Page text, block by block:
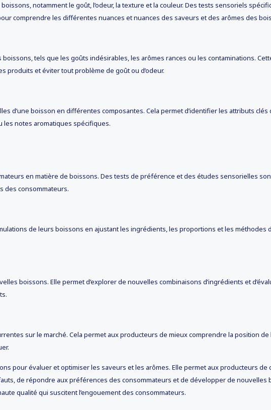
notamment le goût, l’odeur, la texture et la couleur. Des tests sensoriels
comprendre les différentes nuances et nuances des saveurs et des arômes des
tels que les goûts indésirables, les arômes rances ou les contaminations.
produits et éviter tout problème de goût ou d’odeur.
d’une boisson en différentes composantes. Cela permet d’identifier les attributs clés
les notes aromatiques spécifiques.
en matière de boissons. Des tests de préférence et des études sensorielles
des consommateurs.
de leurs boissons en ajustant les ingrédients, les proportions et les
boissons. Elle permet d’explorer de nouvelles combinaisons d’ingrédients et
sur le marché. Cela permet aux producteurs de mieux comprendre la position
pour évaluer et optimiser les saveurs et les arômes. Elle permet aux producteurs de
de répondre aux préférences des consommateurs et de développer de nouvelles
qualité qui suscitent l’engouement des consommateurs.